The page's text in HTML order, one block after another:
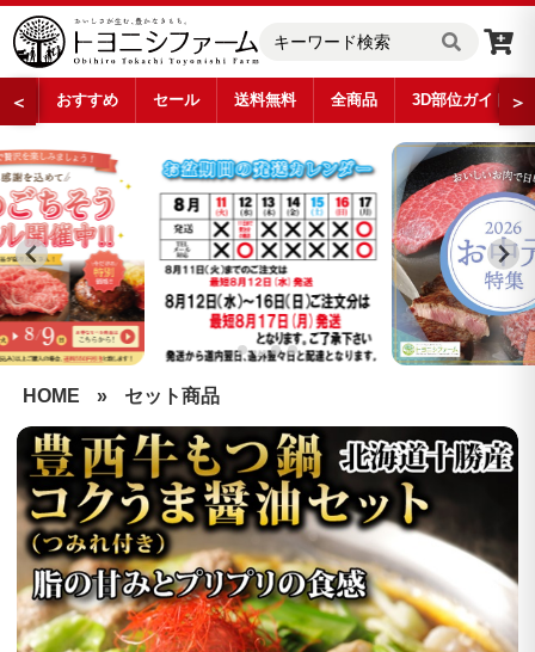
＜ おすすめ セール 送料無料 全商品 3D部位ガイド ＞
HOME » セット商品